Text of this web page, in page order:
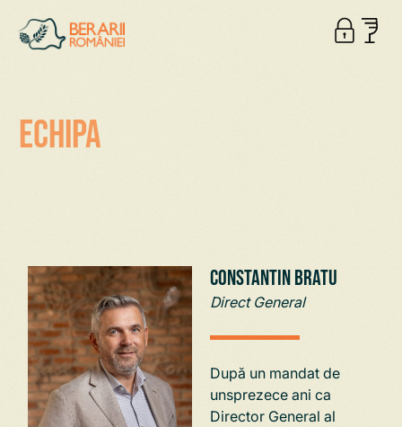
Echipa
Constantin Bratu
Direct General
După un mandat de
unsprezece ani ca
Director General al